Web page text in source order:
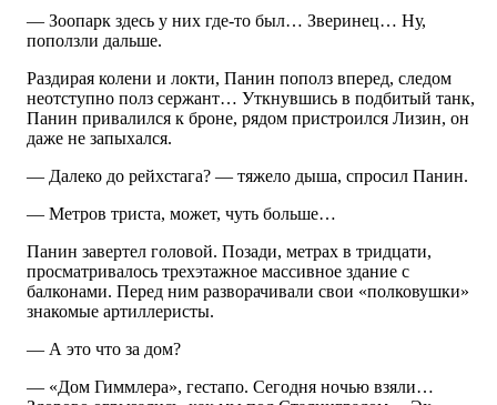
— Зоопарк здесь у них где-то был… Зверинец… Ну,
поползли дальше.
Раздирая колени и локти, Панин пополз вперед, следом
неотступно полз сержант… Уткнувшись в подбитый танк,
Панин привалился к броне, рядом пристроился Лизин, он
даже не запыхался.
— Далеко до рейхстага? — тяжело дыша, спросил Панин.
— Метров триста, может, чуть больше…
Панин завертел головой. Позади, метрах в тридцати,
просматривалось трехэтажное массивное здание с
балконами. Перед ним разворачивали свои «полковушки»
знакомые артиллеристы.
— А это что за дом?
— «Дом Гиммлера», гестапо. Сегодня ночью взяли…